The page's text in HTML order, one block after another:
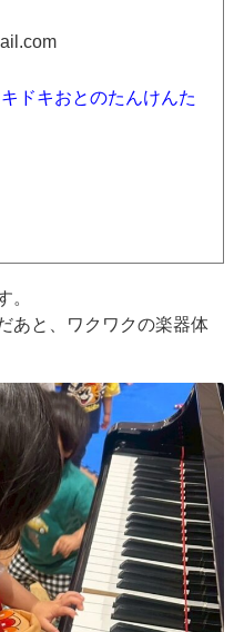
ドキおとのたんけんた
。
あと、ワクワクの楽器体